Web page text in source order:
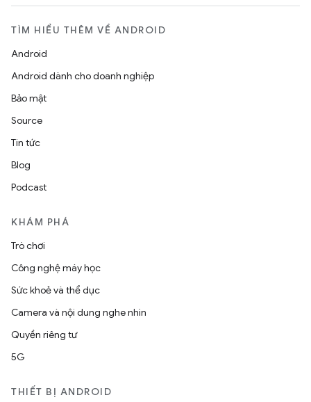
TÌM HIỂU THÊM VỀ ANDROID
Android
Android dành cho doanh nghiệp
Bảo mật
Source
Tin tức
Blog
Podcast
KHÁM PHÁ
Trò chơi
Công nghệ máy học
Sức khoẻ và thể dục
Camera và nội dung nghe nhìn
Quyền riêng tư
5G
THIẾT BỊ ANDROID